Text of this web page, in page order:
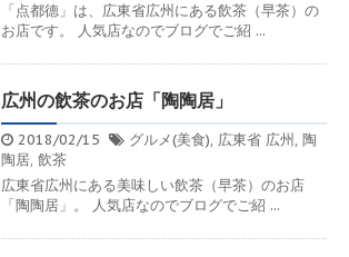
「点都德」は、広東省広州にある飲茶（早茶）の
お店です。 人気店なのでブログでご紹 ...
広州の飲茶のお店「陶陶居」
2018/02/15 グルメ(美食), 広東省 広州, 陶
陶居, 飲茶
広東省広州にある美味しい飲茶（早茶）のお店
「陶陶居」。 人気店なのでブログでご紹 ...